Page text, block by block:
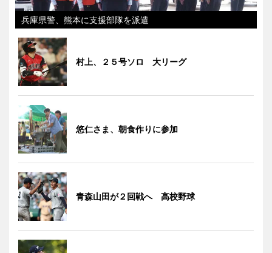
兵庫県警、熊本に支援部隊を派遣
村上、２５号ソロ 大リーグ
悠仁さま、朝食作りに参加
青森山田が２回戦へ 高校野球